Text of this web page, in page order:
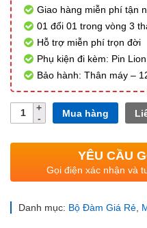
Giao hàng miễn phí tận
01 đổi 01 trong vòng 3
Hỗ trợ miễn phí trọn đời
Phụ kiện đi kèm: Pin
Bảo hành: Thân máy –
Số
lượng
Mua hàng
YÊU CẦU
Gọi điện xác nhận và
Danh mục: Bộ Đàm Giá Rẻ